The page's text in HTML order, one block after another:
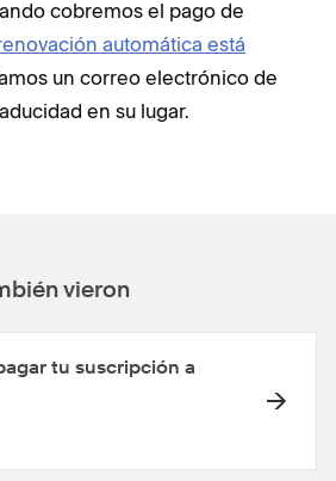
cobremos el pago de
automática está
un correo electrónico de
en su lugar.
vieron
tu suscripción a